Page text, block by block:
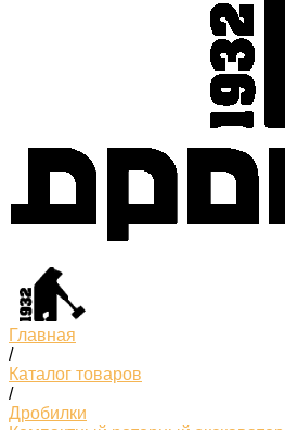
Главная
/
Каталог товаров
/
Дробилки